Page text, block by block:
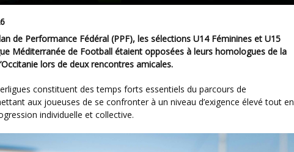
Méditerranée de Football étaient opposées à leurs homologues de la
lors de deux rencontres amicales.
aux joueuses de se confronter à un niveau d’exigence élevé tout en
individuelle et collective.